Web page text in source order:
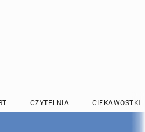
CZYTELNIA CIEKAWOSTKI